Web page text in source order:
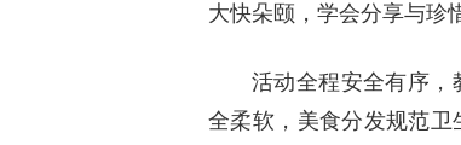
大快朵颐，学会分享与珍
活动全程安全有序，
全柔软，美食分发规范